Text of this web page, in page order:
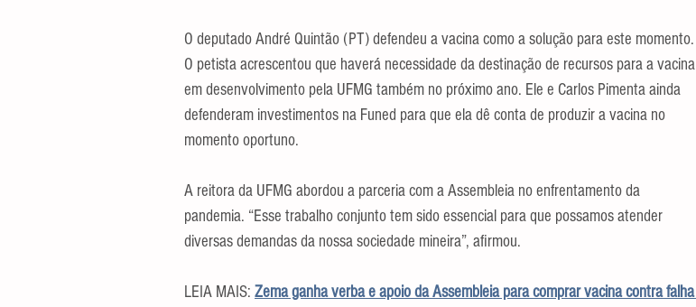
O deputado André Quintão (PT) defendeu a vacina como a solução para este momento.
O petista acrescentou que haverá necessidade da destinação de recursos para a vacina
em desenvolvimento pela UFMG também no próximo ano. Ele e Carlos Pimenta ainda
defenderam investimentos na Funed para que ela dê conta de produzir a vacina no
momento oportuno.
A reitora da UFMG abordou a parceria com a Assembleia no enfrentamento da
pandemia. “Esse trabalho conjunto tem sido essencial para que possamos atender
diversas demandas da nossa sociedade mineira”, afirmou.
LEIA MAIS: Zema ganha verba e apoio da Assembleia para comprar vacina contra falha